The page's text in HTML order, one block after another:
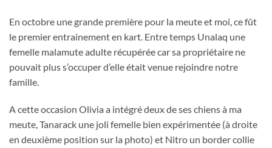
En octobre une grande première pour la meute et moi, ce fût
le premier entrainement en kart. Entre temps Unalaq une
femelle malamute adulte récupérée car sa propriétaire ne
pouvait plus s’occuper d’elle était venue rejoindre notre
famille.
A cette occasion Olivia a intégré deux de ses chiens à ma
meute, Tanarack une joli femelle bien expérimentée (à droite
en deuxième position sur la photo) et Nitro un border collie